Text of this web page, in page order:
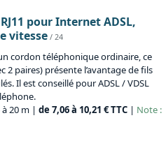
pour Internet ADSL,
vitesse/ 24
cordon téléphonique ordinaire, ce
2 paires) présente l’avantage de fils
Il est conseillé pour ADSL / VDSL
20 m | de 7,06 à 10,21 € TTC | Note :